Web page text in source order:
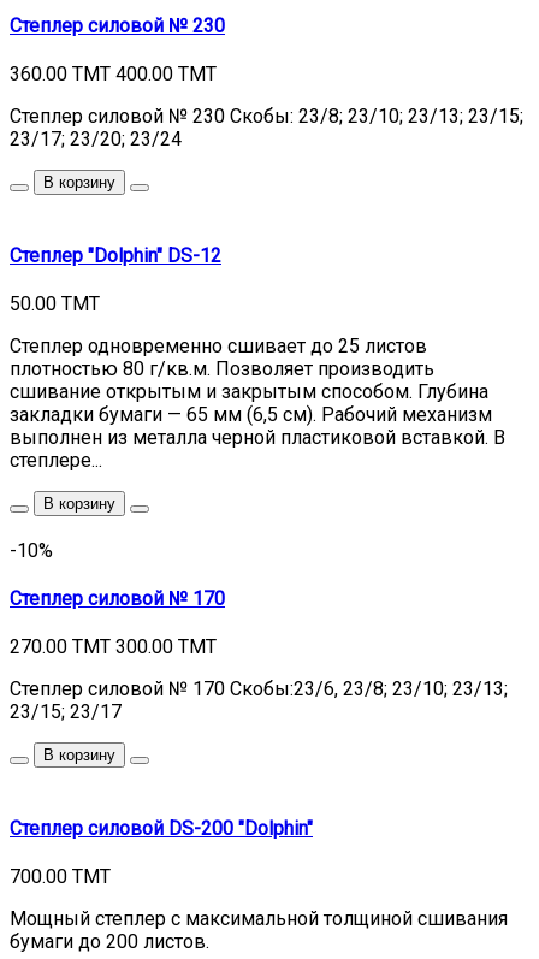
Степлер силовой № 230
360.00 TMT 400.00 TMT
Степлер силовой № 230 Скобы: 23/8; 23/10; 23/13; 23/15;
23/17; 23/20; 23/24
В корзину
Степлер "Dolphin" DS-12
50.00 TMT
Степлер одновременно сшивает до 25 листов
плотностью 80 г/кв.м. Позволяет производить
сшивание открытым и закрытым способом. Глубина
закладки бумаги — 65 мм (6,5 см). Рабочий механизм
выполнен из металла черной пластиковой вставкой. В
степлере...
В корзину
-10%
Степлер силовой № 170
270.00 TMT 300.00 TMT
Степлер силовой № 170 Скобы:23/6, 23/8; 23/10; 23/13;
23/15; 23/17
В корзину
Степлер силовой DS-200 "Dolphin"
700.00 TMT
Мощный степлер с максимальной толщиной сшивания
бумаги до 200 листов.